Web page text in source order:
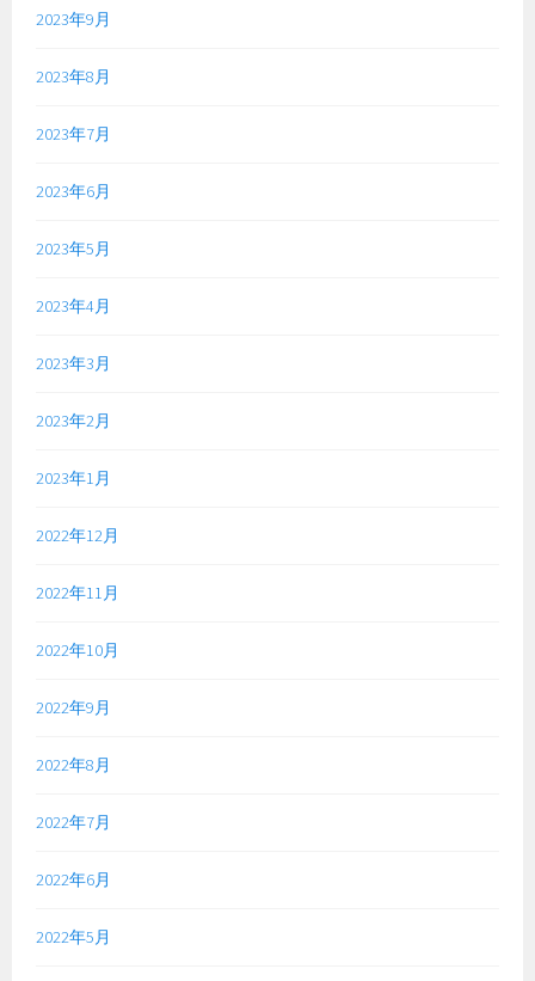
2023年9月
2023年8月
2023年7月
2023年6月
2023年5月
2023年4月
2023年3月
2023年2月
2023年1月
2022年12月
2022年11月
2022年10月
2022年9月
2022年8月
2022年7月
2022年6月
2022年5月